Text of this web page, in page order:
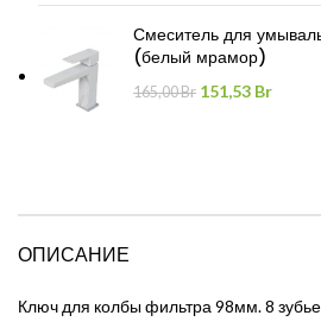
Смеситель для
(белый мрамор)
165,00Br Первоначальная
151,53 Br
ОПИСАНИЕ
Ключ для колбы фильтра 98мм. 8